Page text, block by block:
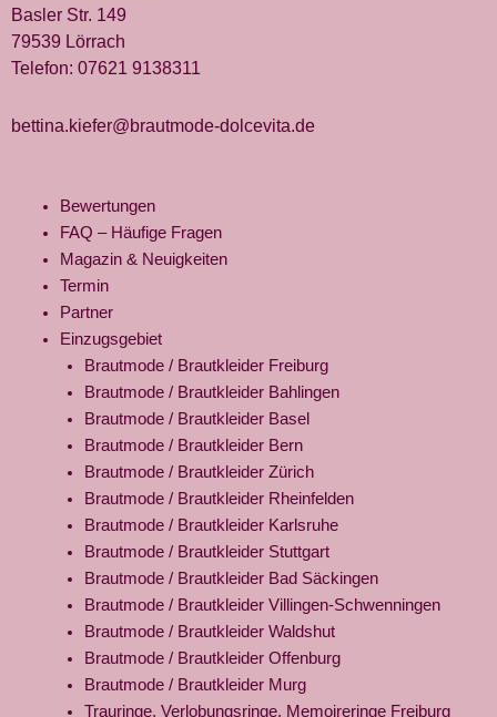
Basler Str. 149
79539 Lörrach
Telefon: 07621 9138311
bettina.kiefer@brautmode-dolcevita.de
Bewertungen
FAQ – Häufige Fragen
Magazin & Neuigkeiten
Termin
Partner
Einzugsgebiet
Brautmode / Brautkleider Freiburg
Brautmode / Brautkleider Bahlingen
Brautmode / Brautkleider Basel
Brautmode / Brautkleider Bern
Brautmode / Brautkleider Zürich
Brautmode / Brautkleider Rheinfelden
Brautmode / Brautkleider Karlsruhe
Brautmode / Brautkleider Stuttgart
Brautmode / Brautkleider Bad Säckingen
Brautmode / Brautkleider Villingen-Schwenningen
Brautmode / Brautkleider Waldshut
Brautmode / Brautkleider Offenburg
Brautmode / Brautkleider Murg
Trauringe, Verlobungsringe, Memoireringe Freiburg